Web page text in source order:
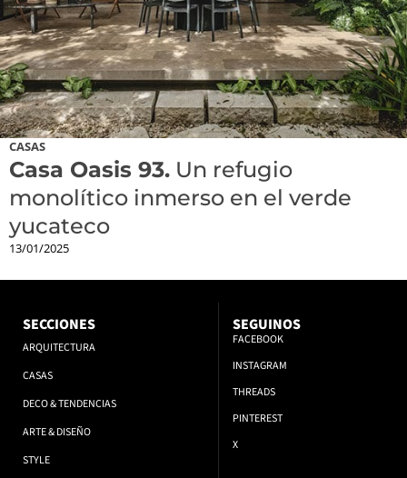
CASAS
Casa Oasis 93. Un refugio
monolítico inmerso en el verde
yucateco
13/01/2025
SECCIONES
ARQUITECTURA
CASAS
DECO & TENDENCIAS
ARTE & DISEÑO
STYLE
SEGUINOS
FACEBOOK
INSTAGRAM
THREADS
PINTEREST
X